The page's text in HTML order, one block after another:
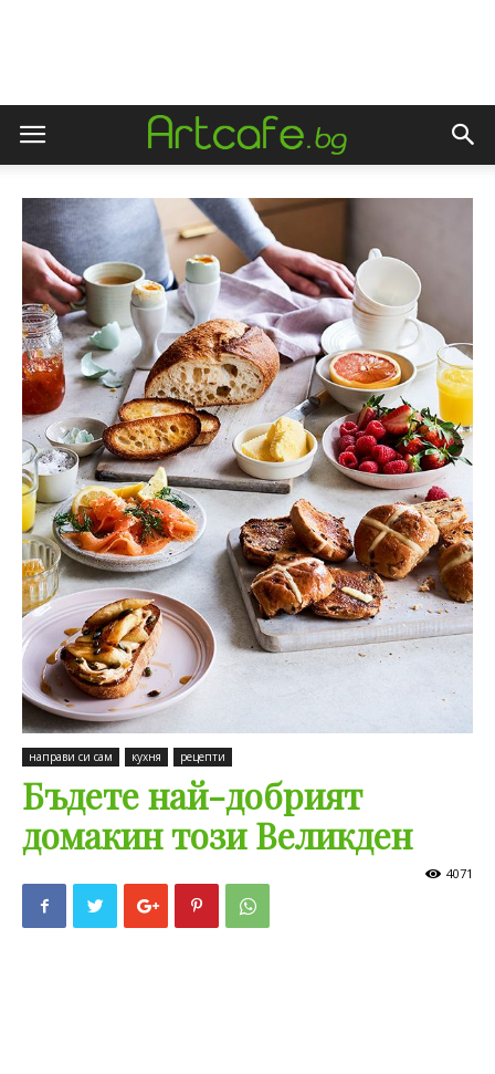
направи си сам кухня рецепти
Бъдете най-добрият
домакин този Великден
4071